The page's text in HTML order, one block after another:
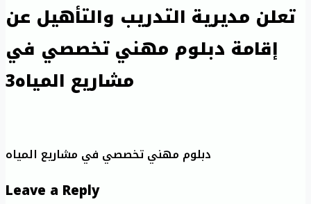
تعلن مديرية التدريب والتأهيل عن
إقامة دبلوم مهني تخصصي في
مشاريع المياه3
دبلوم مهني تخصصي في مشاريع المياه
Leave a Reply